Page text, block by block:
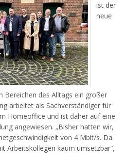
ist der
neue
Bereichen des Alltags ein großer
arbeitet als Sachverständiger für
Homeoffice und ist daher auf eine
angewiesen. „Bisher hatten wir,
von 4 Mbit/s. Da
Arbeitskollegen kaum umsetzbar“,